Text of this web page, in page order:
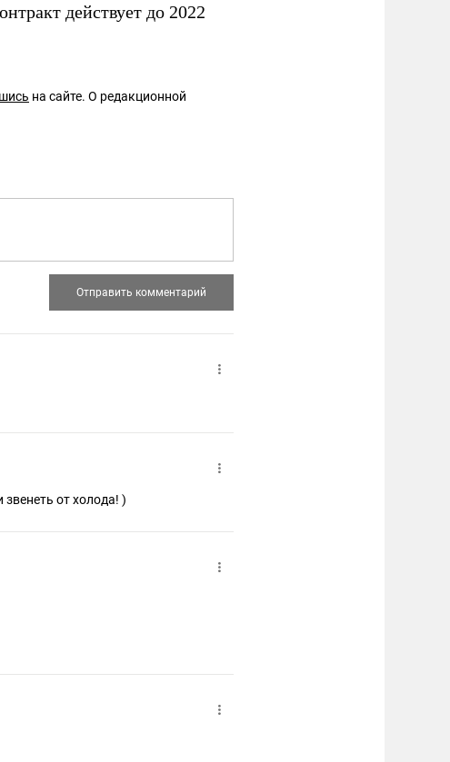
действует до 2022
на сайте. О редакционной
от холода! )